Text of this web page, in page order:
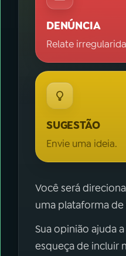
DENÚNCIA
Relate
SUGESTÃO
Envie uma ideia.
Você será
uma plataforma
Sua opinião ajuda
esqueça de incluir